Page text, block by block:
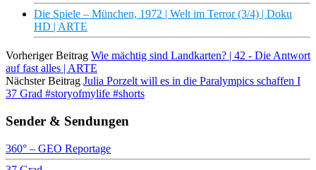
Die Spiele – München, 1972 | Welt im Terror (3/4) | Doku
HD | ARTE
Vorheriger Beitrag Wie mächtig sind Landkarten? | 42 - Die Antwort
auf fast alles | ARTE
Nächster Beitrag Julia Porzelt will es in die Paralympics schaffen I
37 Grad #storyofmylife #shorts
Sender & Sendungen
360° – GEO Reportage